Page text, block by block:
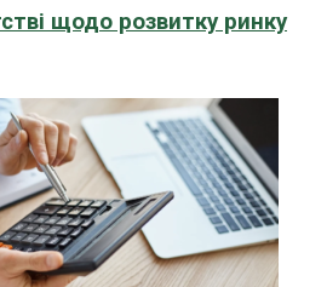
щодо розвитку ринку